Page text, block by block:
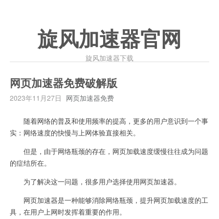
旋风加速器官网
旋风加速器下载
网页加速器免费破解版
2023年11月27日 网页加速器免费
随着网络的普及和使用频率的提高，更多的用户意识到一个事
实：网络速度的快慢与上网体验直接相关。
但是，由于网络瓶颈的存在，网页加载速度缓慢往往成为问题
的症结所在。
为了解决这一问题，很多用户选择使用网页加速器。
网页加速器是一种能够消除网络瓶颈，提升网页加载速度的工
具，在用户上网时发挥着重要的作用。